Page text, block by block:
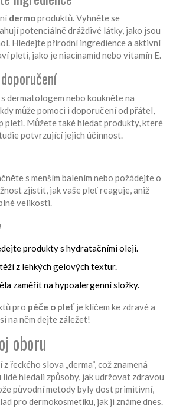
dermoproduktů. Vyhněte se
potenciálně dráždivé látky, jako jsou
Hledejte přírodní ingredience a aktivní
pleti, jako je niacinamid nebo vitamín E.
dermatologem nebo koukněte na
může pomoci i doporučení od přátel,
pleti. Můžete také hledat produkty, které
potvrzující jejich účinnost.
s menším balením nebo požádejte o
zjistit, jak vaše pleť reaguje, aniž
velikosti.
produkty s hydratačními oleji.
z lehkých gelových textur.
zaměřit na hypoalergenní složky.
pro péče o pleťje klíčem ke zdravé a
na něm dejte záležet!
oboru
z řeckého slova „derma“, což znamená
lidé hledali způsoby, jak udržovat zdravou
původní metody byly dost primitivní,
pro dermokosmetiku, jak ji známe dnes.